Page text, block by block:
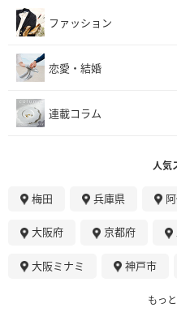
ファッション
恋愛・結婚
連載コラム
人気
梅田 兵庫県
大阪府 京都府
大阪ミナミ 神戸市
もっ